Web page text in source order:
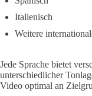
Italienisch
Weitere
Jede Sprache bietet
unterschiedlicher
Video optimal an